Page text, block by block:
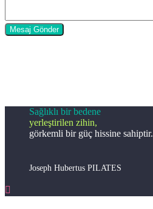
Sağlıklı bir bedene
yerleştirilen zihin,
görkemli bir güç hissine sahiptir.
Joseph Hubertus PILATES
